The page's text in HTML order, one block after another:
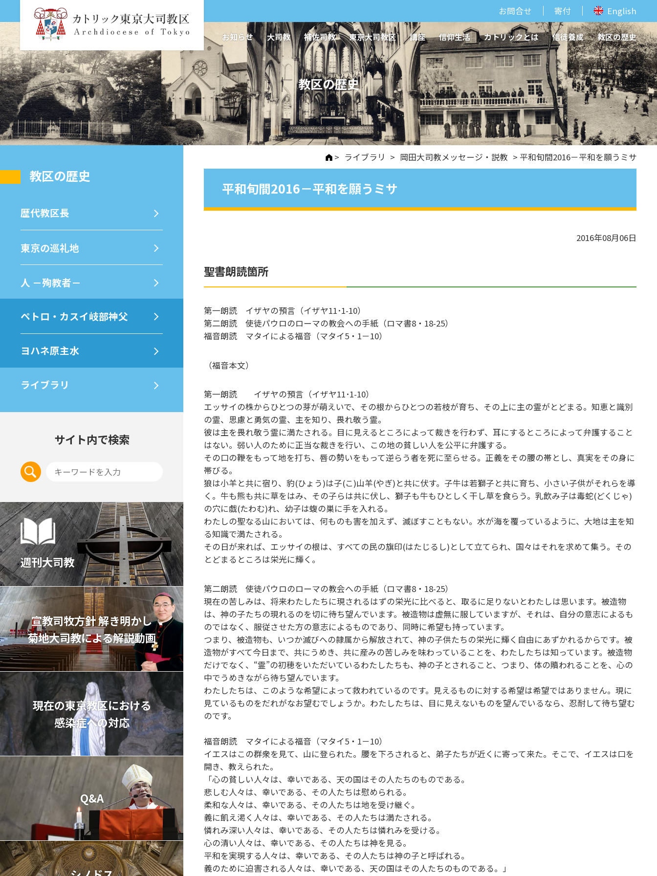
お問合せ 寄付 English
お知らせ 大司教 補佐司教 東京大司教区 講座 信仰生活 カトリックとは 信徒養成 教区の歴史
教区の歴史
> ライブラリ > 岡田大司教メッセージ・説教 > 平和旬間2016－平和を願うミサ
平和旬間2016－平和を願うミサ
2016年08月06日
聖書朗読箇所
第一朗読 イザヤの預言（イザヤ11･1-10）
第二朗読 使徒パウロのローマの教会への手紙（ロマ書8・18-25）
福音朗読 マタイによる福音（マタイ5・1－10）
（福音本文）
第一朗読 イザヤの預言（イザヤ11･1-10）
エッサイの株からひとつの芽が萌えいで、その根からひとつの若枝が育ち、その上に主の霊がとどまる。知恵と識別
の霊、思慮と勇気の霊、主を知り、畏れ敬う霊。
彼は主を畏れ敬う霊に満たされる。目に見えるところによって裁きを行わず、耳にするところによって弁護すること
はない。弱い人のために正当な裁きを行い、この地の貧しい人を公平に弁護する。
その口の鞭をもって地を打ち、唇の勢いをもって逆らう者を死に至らせる。正義をその腰の帯とし、真実をその身に
帯びる。
狼は小羊と共に宿り、豹(ひょう)は子(こ)山羊(やぎ)と共に伏す。子牛は若獅子と共に育ち、小さい子供がそれらを導
く。牛も熊も共に草をはみ、その子らは共に伏し、獅子も牛もひとしく干し草を食らう。乳飲み子は毒蛇(どくじゃ)
の穴に戯(たわむ)れ、幼子は蝮の巣に手を入れる。
わたしの聖なる山においては、何ものも害を加えず、滅ぼすこともない。水が海を覆っているように、大地は主を知
る知識で満たされる。
その日が来れば、エッサイの根は、すべての民の旗印(はたじるし)として立てられ、国々はそれを求めて集う。その
とどまるところは栄光に輝く。
第二朗読 使徒パウロのローマの教会への手紙（ロマ書8・18-25）
現在の苦しみは、将来わたしたちに現されるはずの栄光に比べると、取るに足りないとわたしは思います。被造物
は、神の子たちの現れるのを切に待ち望んでいます。被造物は虚無に服していますが、それは、自分の意志によるも
のではなく、服従させた方の意志によるものであり、同時に希望も持っています。
つまり、被造物も、いつか滅びへの隷属から解放されて、神の子供たちの栄光に輝く自由にあずかれるからです。被
造物がすべて今日まで、共にうめき、共に産みの苦しみを味わっていることを、わたしたちは知っています。被造物
だけでなく、“霊”の初穂をいただいているわたしたちも、神の子とされること、つまり、体の贖われることを、心の
中でうめきながら待ち望んでいます。
わたしたちは、このような希望によって救われているのです。見えるものに対する希望は希望ではありません。現に
見ているものをだれがなお望むでしょうか。わたしたちは、目に見えないものを望んでいるなら、忍耐して待ち望む
のです。
福音朗読 マタイによる福音（マタイ5・1－10）
イエスはこの群衆を見て、山に登られた。腰を下ろされると、弟子たちが近くに寄って来た。そこで、イエスは口を
開き、教えられた。
「心の貧しい人々は、幸いである、天の国はその人たちのものである。
悲しむ人々は、幸いである、その人たちは慰められる。
柔和な人々は、幸いである、その人たちは地を受け継ぐ。
義に飢え渇く人々は、幸いである、その人たちは満たされる。
憐れみ深い人々は、幸いである、その人たちは憐れみを受ける。
心の清い人々は、幸いである、その人たちは神を見る。
平和を実現する人々は、幸いである、その人たちは神の子と呼ばれる。
義のために迫害される人々は、幸いである、天の国はその人たちのものである。」
教区の歴史
歴代教区⻑
東京の巡礼地
⼈ －殉教者－
ペトロ・カスイ岐部神父
ヨハネ原主水
ライブラリ
サイト内で検索
週刊大司教
宣教司牧⽅針 解き明かし
菊地⼤司教による解説動画
現在の東京教区における
感染症への対応
Q&A